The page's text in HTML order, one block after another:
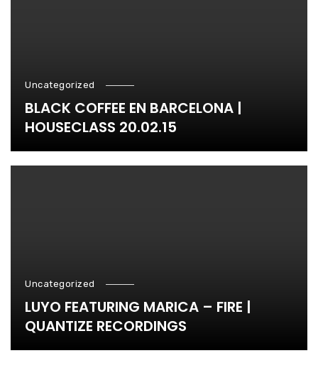
Uncategorized
BLACK COFFEE EN BARCELONA |
HOUSECLASS 20.02.15
Uncategorized
LUYO FEATURING MARICA – FIRE |
QUANTIZE RECORDINGS